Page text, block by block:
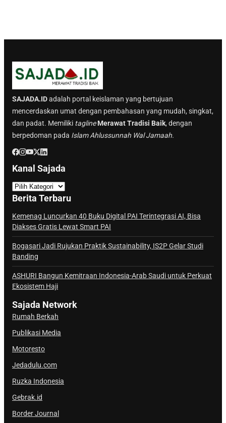
SAJADA.IDadalah portal keislaman yang bertujuan
mencerdaskan umat dengan pembahasan yang mudah, singkat,
dan padat. Memiliki tagline Merawat Tradisi Baik, dengan
berpedoman pada Islam Ahlussunnah Wal Jamaah.
Kanal Sajada
a
n
a
l
a
j
a
d
a
Berita Terbaru
Kemenag Luncurkan 40 Buku Digital PAI Terintegrasi AI, Bisa
Diakses Gratis Lewat Smart PAI
Bogasari Jadi Rujukan Praktik Sustainability, IS2P Gelar Studi
Banding
ASHURI Bangun Kemitraan Indonesia-Arab Saudi untuk Perkuat
Ekosistem Haji
Sajada Network
Rumah Berkah
Publikasi Media
Motoresto
Jedadulu.com
Ruzka Indonesia
Gebrak.id
Border Journal